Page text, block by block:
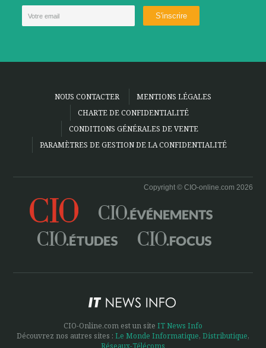
NOUS CONTACTER
MENTIONS LÉGALES
CHARTE DE CONFIDENTIALITÉ
CONDITIONS GÉNÉRALES DE VENTE
PARAMÈTRES DE GESTION DE LA CONFIDENTIALITÉ
Copyright © CIO-online.com 2026
CIO-Online.com est un site IT News Info
Découvrez nos autres sites : Le Monde Informatique, Distributique,
Réseaux-Télécoms